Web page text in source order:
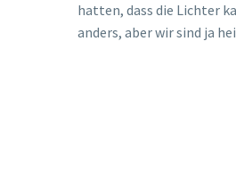
hatten, dass die Lichter
anders, aber wir sind ja